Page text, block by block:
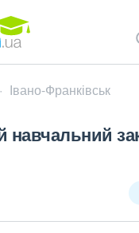
Івано-Франківськ
навчальний